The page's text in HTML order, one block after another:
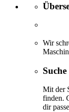
Wir
Suche
Mit der
finden.
dir